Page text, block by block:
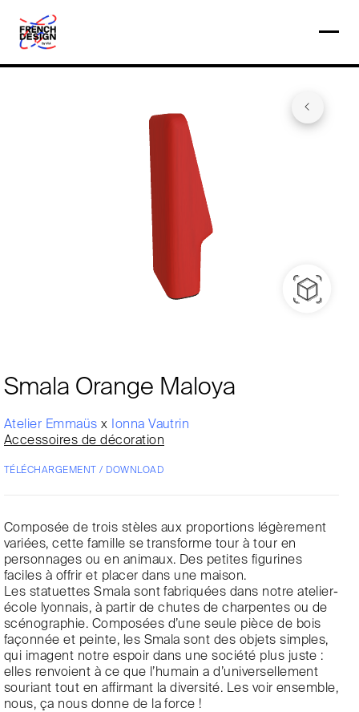
Smala Orange Maloya
Atelier Emmaüsx
Ionna Vautrin
Accessoires de décoration
TÉLÉCHARGEMENT / DOWNLOAD
Composée de trois stèles aux proportions légèrement
variées, cette famille se transforme tour à tour en
personnages ou en animaux. Des petites figurines
faciles à offrir et placer dans une maison.
Les statuettes Smala sont fabriquées dans notre atelier-
école lyonnais, à partir de chutes de charpentes ou de
scénographie. Composées d’une seule pièce de bois
façonnée et peinte, les Smala sont des objets simples,
qui imagent notre espoir dans une société plus juste :
elles renvoient à ce que l’humain a d’universellement
souriant tout en affirmant la diversité. Les voir ensemble,
nous, ça nous donne de la force !